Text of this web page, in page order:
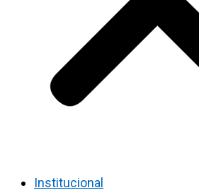
Institucional